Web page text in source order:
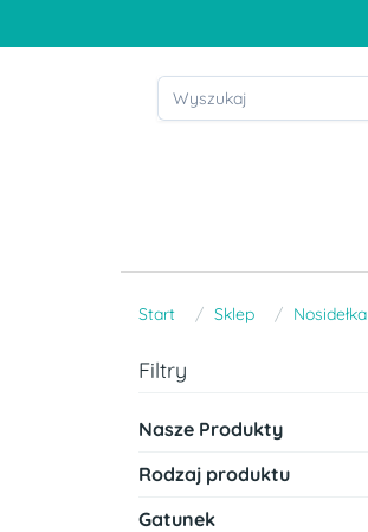
Start Sklep
Filtry
Nasze Produkty
Rodzaj produktu
Gatunek